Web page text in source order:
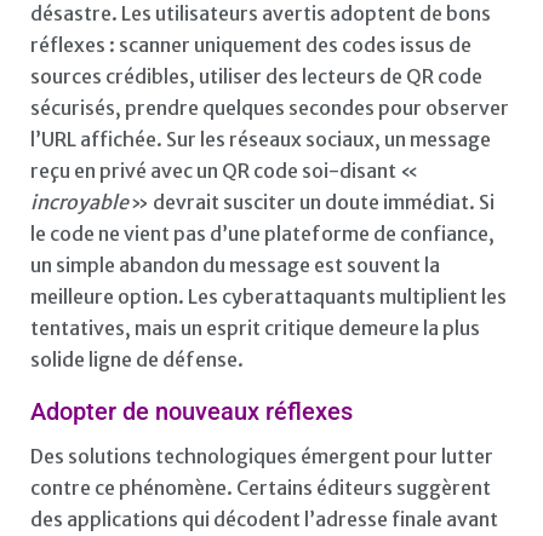
désastre. Les utilisateurs avertis adoptent de bons
réflexes : scanner uniquement des codes issus de
sources crédibles, utiliser des lecteurs de QR code
sécurisés, prendre quelques secondes pour observer
l’URL affichée. Sur les réseaux sociaux, un message
reçu en privé avec un QR code soi-disant «
incroyable» devrait susciter un doute immédiat. Si
le code ne vient pas d’une plateforme de confiance,
un simple abandon du message est souvent la
meilleure option. Les cyberattaquants multiplient les
tentatives, mais un esprit critique demeure la plus
solide ligne de défense.
Adopter de nouveaux réflexes
Des solutions technologiques émergent pour lutter
contre ce phénomène. Certains éditeurs suggèrent
des applications qui décodent l’adresse finale avant